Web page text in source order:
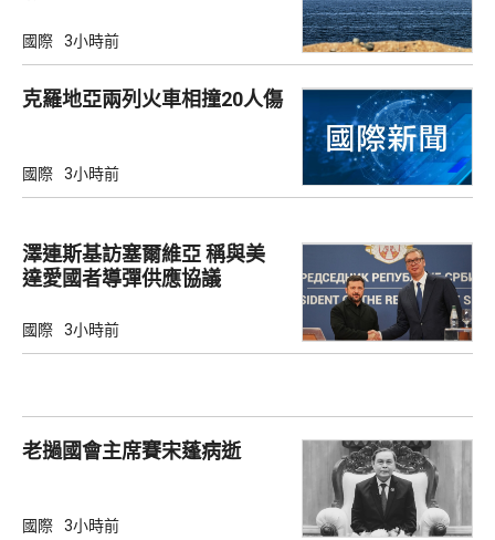
國際 3小時前
克羅地亞兩列火車相撞20人傷
國際 3小時前
澤連斯基訪塞爾維亞 稱與美
達愛國者導彈供應協議
國際 3小時前
老撾國會主席賽宋蓬病逝
國際 3小時前